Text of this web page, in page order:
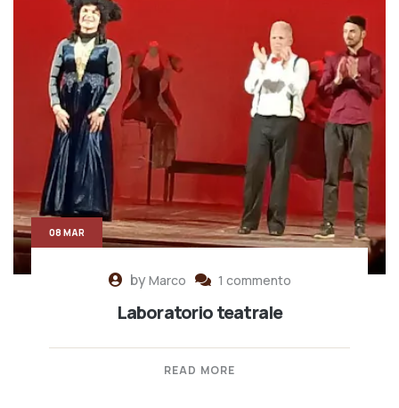
byMarco 1 commento
Laboratorio teatrale
READ MORE
08 MAR